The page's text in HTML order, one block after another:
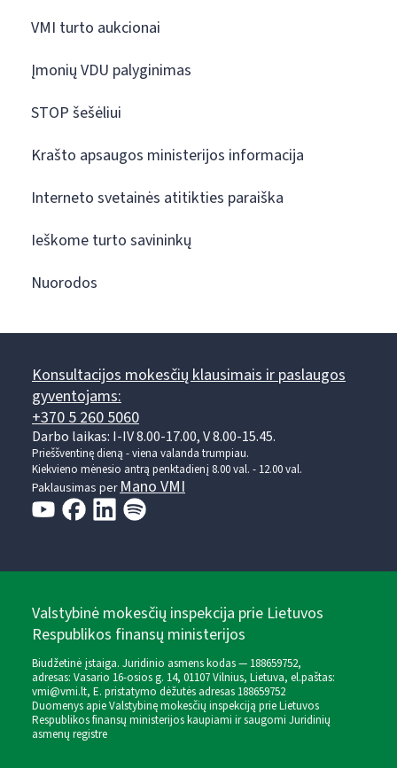
VMI turto aukcionai
Įmonių VDU palyginimas
STOP šešėliui
Krašto apsaugos ministerijos informacija
Interneto svetainės atitikties paraiška
Ieškome turto savininkų
Nuorodos
Konsultacijos mokesčių klausimais ir paslaugos
gyventojams:
+370 5 260 5060
Darbo laikas: I-IV 8.00-17.00, V 8.00-15.45.
Prieššventinę dieną - viena valanda trumpiau.
Kiekvieno mėnesio antrą penktadienį 8.00 val. - 12.00 val.
Paklausimas per Mano VMI
Valstybinė mokesčių inspekcija prie Lietuvos
Respublikos finansų ministerijos
Biudžetinė įstaiga. Juridinio asmens kodas — 188659752,
adresas: Vasario 16-osios g. 14, 01107 Vilnius, Lietuva, el.paštas:
vmi@vmi.lt, E. pristatymo dėžutės adresas 188659752
Duomenys apie Valstybinę mokesčių inspekciją prie Lietuvos
Respublikos finansų ministerijos kaupiami ir saugomi Juridinių
asmenų registre